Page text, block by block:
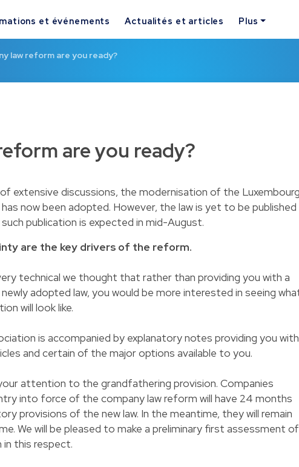
et événements Actualités et articles Plus
law reform are you ready?
are you ready?
extensive discussions, the modernisation of the Luxembourg
now been adopted. However, the law is yet to be published
publication is expected in mid-August.
are the key drivers of the reform.
technical we thought that rather than providing you with a
adopted law, you would be more interested in seeing
will look like.
is accompanied by explanatory notes providing you with
and certain of the major options available to you.
attention to the grandfathering provision. Companies
into force of the company law reform will have 24 months
provisions of the new law. In the meantime, they will remain
We will be pleased to make a preliminary first assessment of
this respect.